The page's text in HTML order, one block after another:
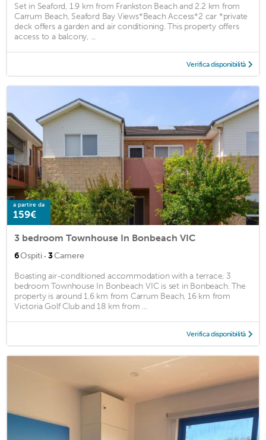
Set in Seaford, 1.9 km from Frankston Beach and 2.2 km from
Carrum Beach, Seaford Bay Views*Beach Access*2 car *private
deck offers a garden and air conditioning. This property offers
access to a balcony, ...
Verifica disponibilità
a partire da
159€
3 bedroom Townhouse In Bonbeach VIC
6Ospiti · 3Camere
Boasting air-conditioned accommodation with a terrace, 3
bedroom Townhouse In Bonbeach VIC is set in Bonbeach. The
property is around 1.6 km from Carrum Beach, 16 km from
Victoria Golf Club and 18 km from ...
Verifica disponibilità